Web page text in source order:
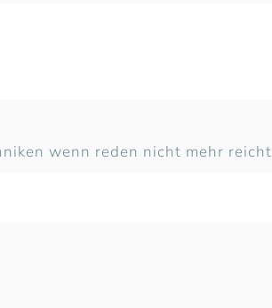
wenn reden nicht mehr reicht